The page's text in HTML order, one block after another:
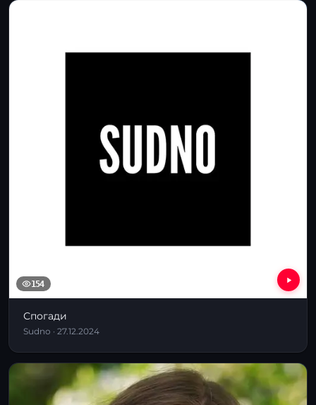
154
Спогади
Sudno · 27.12.2024